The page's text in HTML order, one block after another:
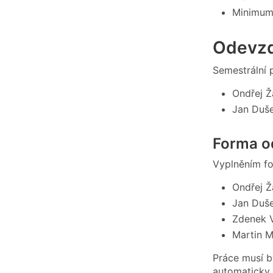
Semestrální
Ondřej
Jan
Forma
Vyplněním
Ondřej
Jan
Zdenek
Martin
Práce musí